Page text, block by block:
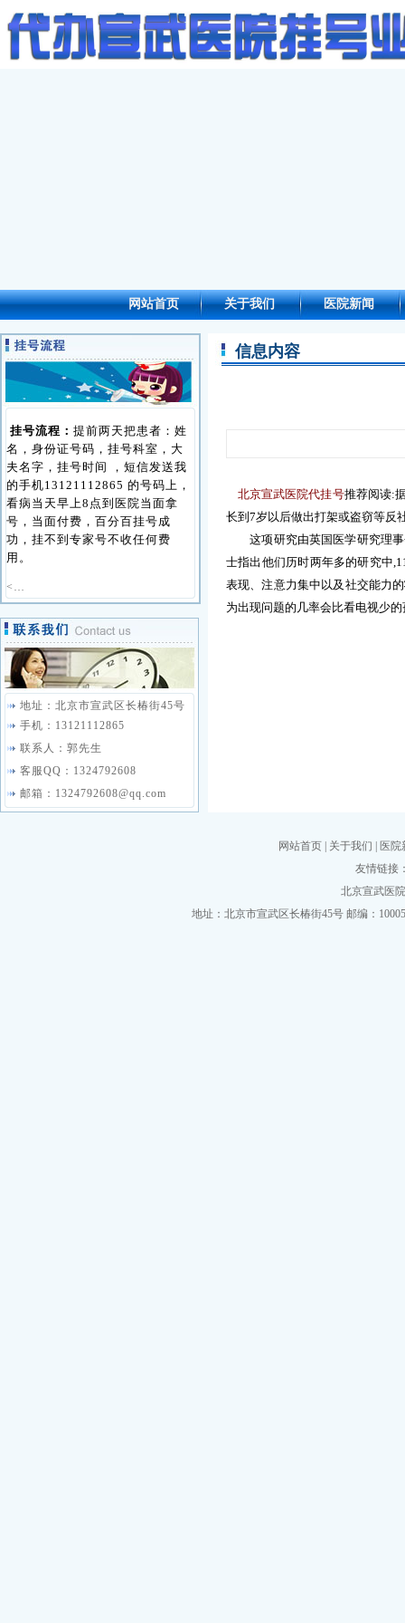
网站首页 关于我们 医院新闻
挂号流程：提前两天把患者：姓
名，身份证号码，挂号科室，大
夫名字，挂号时间 ，短信发送我
的手机13121112865 的号码上，
看病当天早上8点到医院当面拿
号，当面付费，百分百挂号成
功，挂不到专家号不收任何费
用。
<…
地址：北京市宣武区长椿街45号
手机：13121112865
联系人：郭先生
客服QQ：1324792608
邮箱：1324792608@qq.com
信息内容
北京宣武医院代挂号推荐阅读:
长到 7岁以后做出打架或盗窃等反
这项研究由英国医学研究理事
士指出他们历时两年多的研究中
表现、注意力集中以及社交能力
为出现问题的几率会比看电视少
网站首页 关于我们
医院
友情链
北京宣武医
地址：北京市宣武区长椿街45号 邮编：